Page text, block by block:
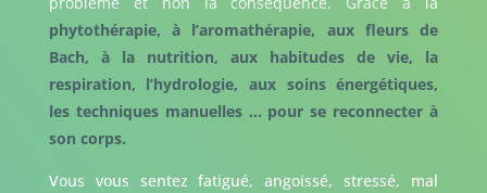
phytothérapie, à l’aromathérapie, aux fleurs de
Bach, à la nutrition, aux habitudes de vie, la
respiration, l’hydrologie, aux soins énergétiques,
les techniques manuelles … pour se reconnecter à
son corps.
Vous vous sentez fatigué, angoissé, stressé, mal